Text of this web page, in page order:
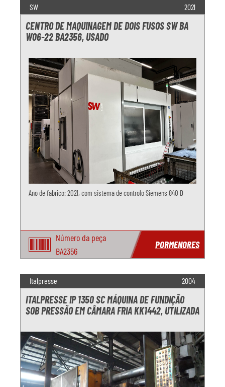
SW 2021
CENTRO DE MAQUINAGEM DE DOIS FUSOS SW BA
W06-22 BA2356, USADO
Ano de fabrico: 2021, com sistema de controlo Siemens 840 D
Número da peça
BA2356
PORMENORES
Italpresse 2004
ITALPRESSE IP 1350 SC MÁQUINA DE FUNDIÇÃO
SOB PRESSÃO EM CÂMARA FRIA KK1442, UTILIZADA